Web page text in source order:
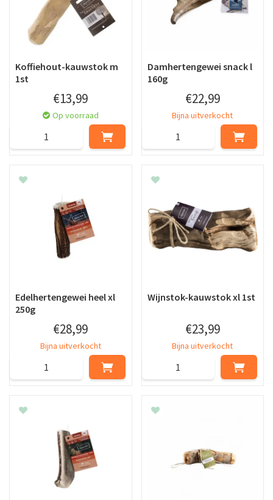
Koffiehout-kauwstok m
1st
€13,99
Op voorraad
Damhertengewei snack l
160g
€22,99
Bijna uitverkocht
Edelhertengewei heel xl
250g
€28,99
Bijna uitverkocht
Wijnstok-kauwstok xl 1st
€23,99
Bijna uitverkocht